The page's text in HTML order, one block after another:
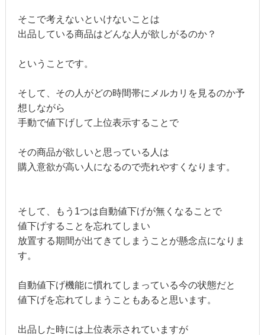
そこで考えないといけないことは
出品している商品はどんな人が欲しがるのか？
ということです。
そして、その人がどの時間帯にメルカリを見るのか予
想しながら
手動で値下げして上位表示することで
その商品が欲しいと思っている人は
購入意欲が高い人になるので売れやすくなります。
そして、もう1つは自動値下げが無くなることで
値下げすることを忘れてしまい
放置する期間が出てきてしまうことが懸念点になりま
す。
自動値下げ機能に慣れてしまっている今の状態だと
値下げを忘れてしまうこともあると思います。
出品した時には上位表示されていますが